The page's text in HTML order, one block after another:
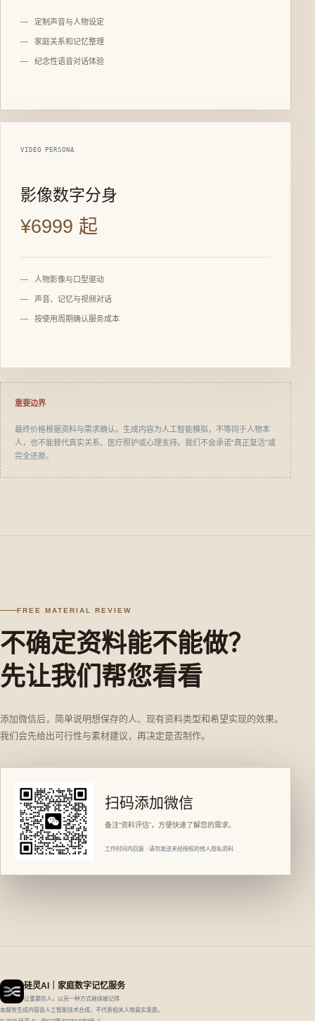
定制声音与人物设定
家庭关系和记忆整理
纪念性语音对话体验
VIDEO PERSONA
影像数字分身
¥6999 起
人物影像与口型驱动
声音、记忆与视频对话
按使用周期确认服务成本
重要边界
最终价格根据资料与需求确认。生成内容为人工智能模拟，不等同于人物本
人，也不能替代真实关系、医疗照护或心理支持。我们不会承诺“真正复活”或
完全还原。
FREE MATERIAL REVIEW
不确定资料能不能做？
先让我们帮您看看
添加微信后，简单说明想保存的人、现有资料类型和希望实现的效果。
我们会先给出可行性与素材建议，再决定是否制作。
扫码添加微信
备注“资料评估”，方便快速了解您的需求。
工作时间内回复 · 请勿发送未经授权的他人隐私资料
硅灵AI｜家庭数字记忆服务
让重要的人，以另一种方式继续被记得
本服务生成内容由人工智能技术合成，不代表相关人物真实意愿。